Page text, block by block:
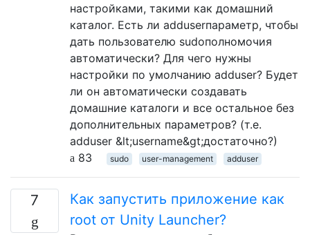
настройками, такими как домашний
каталог. Есть ли adduserпараметр, чтобы
дать пользователю sudoполномочия
автоматически? Для чего нужны
настройки по умолчанию adduser? Будет
ли он автоматически создавать
домашние каталоги и все остальное без
дополнительных параметров? (т.е.
adduser &lt;username&gt;достаточно?)
83
sudo user-management adduser
7
Как запустить приложение как
root от Unity Launcher?